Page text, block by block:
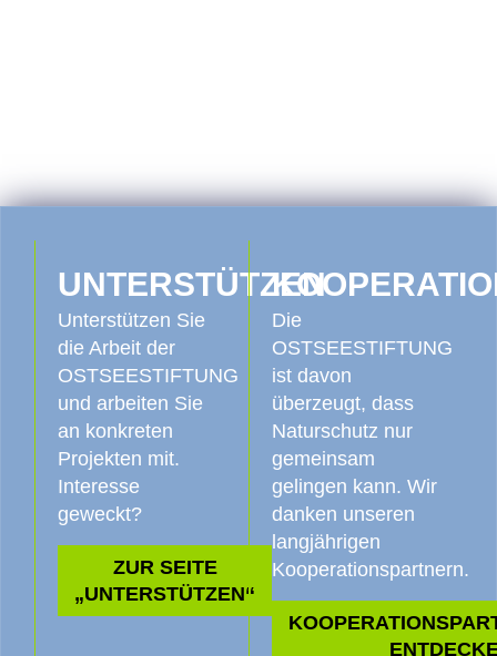
ENGAGEMENT
UNTERSTÜTZEN
Unterstützen Sie
die Arbeit der
OSTSEESTIFTUNG
und arbeiten Sie
an konkreten
Projekten mit.
Interesse
geweckt?
ZUR SEITE
„UNTERSTÜTZEN“
Die
OSTSEESTIFTUNG
ist davon
überzeugt, dass
Naturschutz nur
gemeinsam
gelingen kann. Wir
danken unseren
langjährigen
Kooperationspartnern.